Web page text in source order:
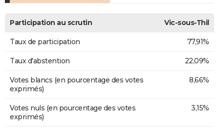
Participation au scrutin Vic-sous-Thil
Taux de participation 77,91%
Taux d'abstention 22,09%
Votes blancs (en pourcentage des votes
exprimés)
8,66%
Votes nuls (en pourcentage des votes
exprimés)
3,15%